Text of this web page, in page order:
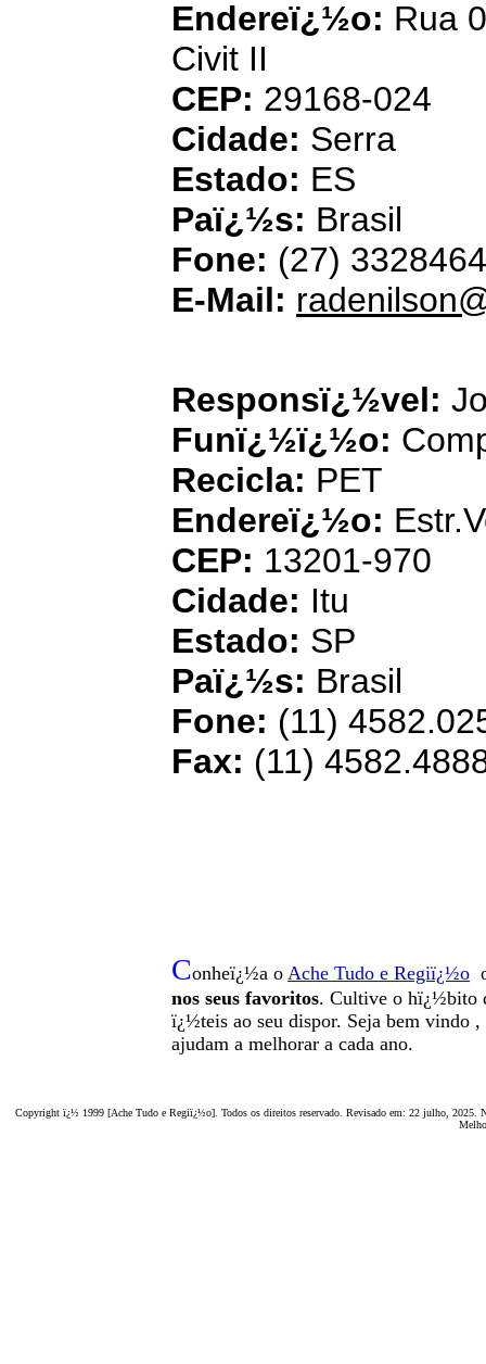
Endereï¿½o: Rua
Civit II
CEP: 29168-024
Cidade: Serra
Estado: ES
Paï¿½s: Brasil
Fone: (27)
E-Mail:
Responsï¿½vel:
Funï¿½ï¿½o:
Recicla: PET
Endereï¿½o:
CEP: 13201-970
Cidade: Itu
Estado: SP
Paï¿½s: Brasil
Fone: (11)
Fax: (11)
Conheï¿½a o Ache Tudo e Regiï¿½o
nos seus favoritos. Cultive o hï¿½bito
ï¿½teis ao seu dispor. Seja bem vindo ,
ajudam a melhorar a cada ano.
Copyright ï¿½ 1999 [Ache Tudo e Regiï¿½o]. Todos os direitos reservado. Revisado em: 22 julho, 2025.